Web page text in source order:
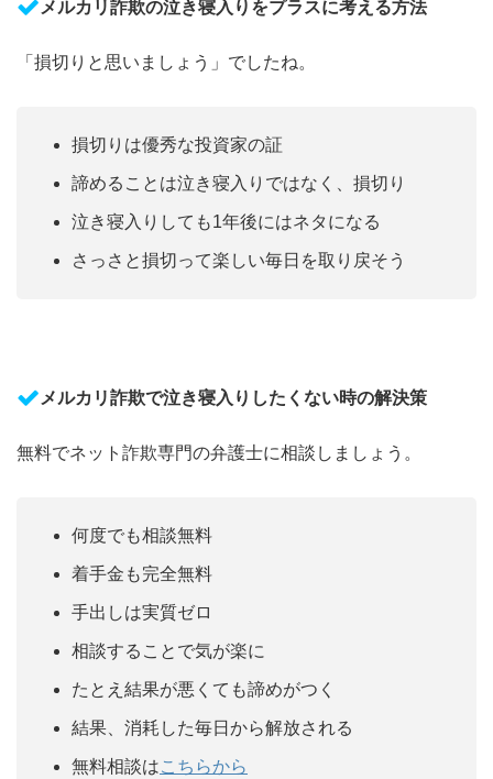
メルカリ詐欺の泣き寝入りをプラスに考える方法
「損切りと思いましょう」でしたね。
損切りは優秀な投資家の証
諦めることは泣き寝入りではなく、損切り
泣き寝入りしても1年後にはネタになる
さっさと損切って楽しい毎日を取り戻そう
メルカリ詐欺で泣き寝入りしたくない時の解決策
無料でネット詐欺専門の弁護士に相談しましょう。
何度でも相談無料
着手金も完全無料
手出しは実質ゼロ
相談することで気が楽に
たとえ結果が悪くても諦めがつく
結果、消耗した毎日から解放される
無料相談はこちらから